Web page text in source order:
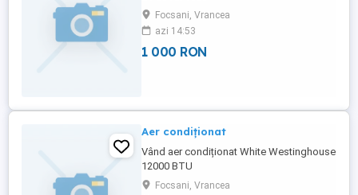
Focsani, Vrancea
azi 14:53
1 000 RON
Aer condiționat
Vând aer condiționat White Westinghouse
12000 BTU
Focsani, Vrancea